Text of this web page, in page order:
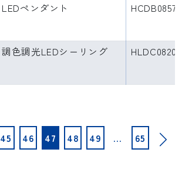
LEDペンダント HCDB0857
調色調光LEDシーリング HLDC08203
45 46 47 48 49 … 65